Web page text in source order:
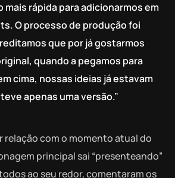
mais rápida para adicionarmos em
O processo de produção foi
que por já gostarmos
quando a pegamos para
cima, nossas ideias já estavam
apenas uma versão.”
relação com o momento atual do
principal sai “presenteando”
ao seu redor, comentaram os